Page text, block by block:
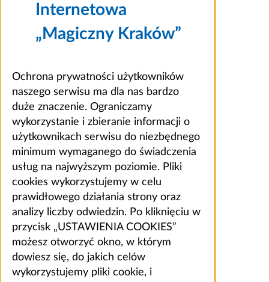
Internetowa
„Magiczny Kraków”
Ochrona prywatności użytkowników
naszego serwisu ma dla nas bardzo
duże znaczenie. Ograniczamy
wykorzystanie i zbieranie informacji o
użytkownikach serwisu do niezbędnego
minimum wymaganego do świadczenia
usług na najwyższym poziomie. Pliki
cookies wykorzystujemy w celu
prawidłowego działania strony oraz
analizy liczby odwiedzin. Po kliknięciu w
przycisk „USTAWIENIA COOKIES”
możesz otworzyć okno, w którym
dowiesz się, do jakich celów
wykorzystujemy pliki cookie, i